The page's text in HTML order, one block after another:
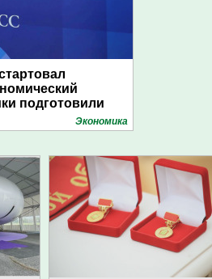
подготовили
Экономика